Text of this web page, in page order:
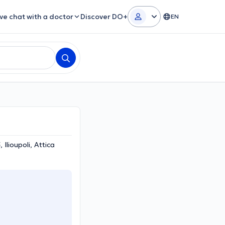
chat with a doctor Discover DO+ EN
Ilioupoli, Attica